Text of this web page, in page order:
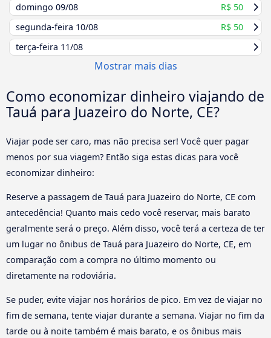
domingo 09/08
R$ 50
segunda-feira 10/08
R$ 50
terça-feira 11/08
Mostrar mais dias
Como economizar dinheiro viajando de
Tauá para Juazeiro do Norte, CE?
Viajar pode ser caro, mas não precisa ser! Você quer pagar
menos por sua viagem? Então siga estas dicas para você
economizar dinheiro:
Reserve a passagem de Tauá para Juazeiro do Norte, CE com
antecedência! Quanto mais cedo você reservar, mais barato
geralmente será o preço. Além disso, você terá a certeza de ter
um lugar no ônibus de Tauá para Juazeiro do Norte, CE, em
comparação com a compra no último momento ou
diretamente na rodoviária.
Se puder, evite viajar nos horários de pico. Em vez de viajar no
fim de semana, tente viajar durante a semana. Viajar no fim da
tarde ou à noite também é mais barato, e os ônibus mais